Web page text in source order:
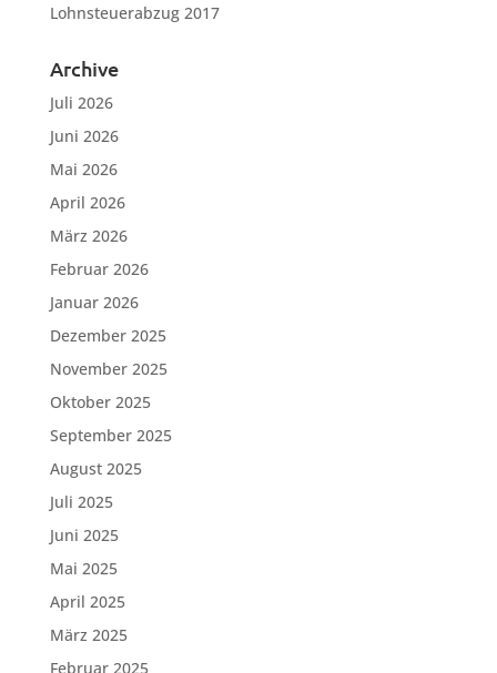
Lohnsteuerabzug 2017
Archive
Juli 2026
Juni 2026
Mai 2026
April 2026
März 2026
Februar 2026
Januar 2026
Dezember 2025
November 2025
Oktober 2025
September 2025
August 2025
Juli 2025
Juni 2025
Mai 2025
April 2025
März 2025
Februar 2025